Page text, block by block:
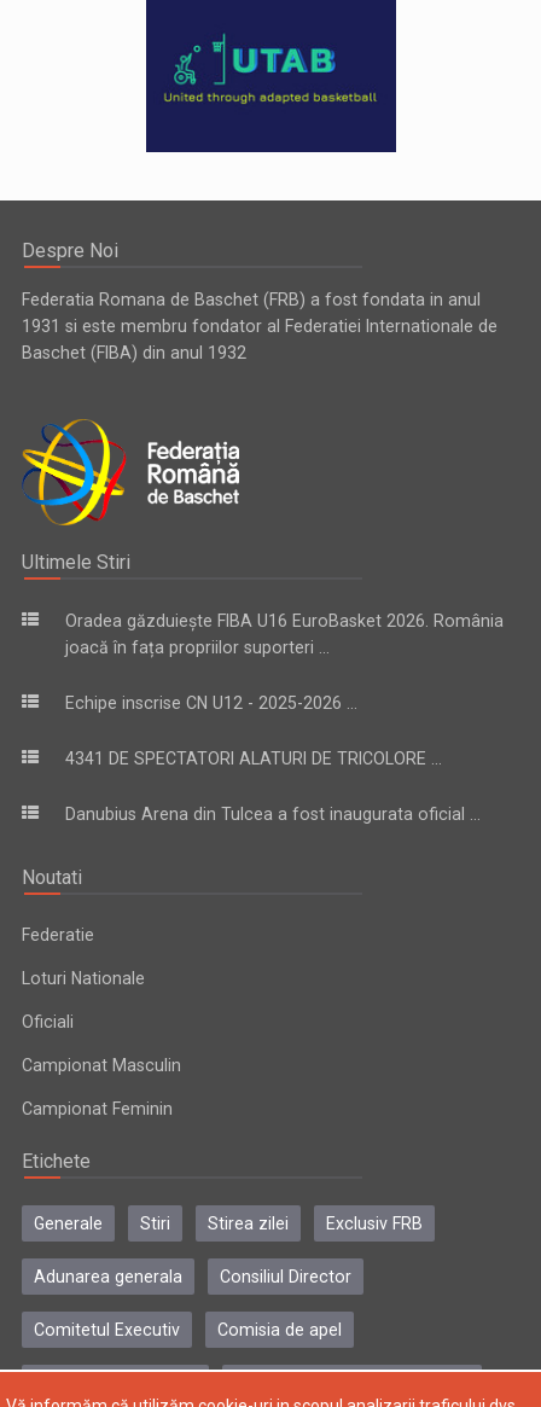
Despre Noi
Federatia Romana de Baschet (FRB) a fost fondata in anul
1931 si este membru fondator al Federatiei Internationale de
Baschet (FIBA) din anul 1932
Ultimele Stiri
Oradea găzduiește FIBA U16 EuroBasket 2026. România
joacă în fața propriilor suporteri ...
Echipe inscrise CN U12 - 2025-2026 ...
4341 DE SPECTATORI ALATURI DE TRICOLORE ...
Danubius Arena din Tulcea a fost inaugurata oficial ...
Noutati
Federatie
Loturi Nationale
Oficiali
Campionat Masculin
Campionat Feminin
Etichete
Generale Stiri Stirea zilei Exclusiv FRB
Adunarea generala Consiliul Director
Comitetul Executiv Comisia de apel